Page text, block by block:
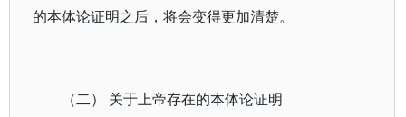
的本体论证明之后，将会变得更加清楚。
（二） 关于上帝存在的本体论证明